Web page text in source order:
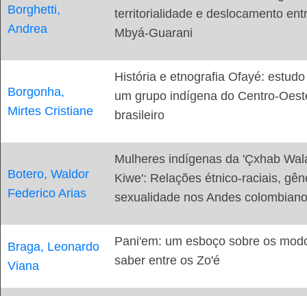
Borghetti,
Andrea
territorialidade e deslocamento
Mbyá-Guarani
Borgonha,
Mirtes Cristiane
História e etnografia Ofayé:
um grupo indígena do Centro-
brasileiro
Botero, Waldor
Federico Arias
Mulheres indígenas da 'Çxhab
Kiwe': Relações étnico-raciais,
sexualidade nos Andes
Braga, Leonardo
Viana
Pani'em: um esboço sobre os
saber entre os Zo'é